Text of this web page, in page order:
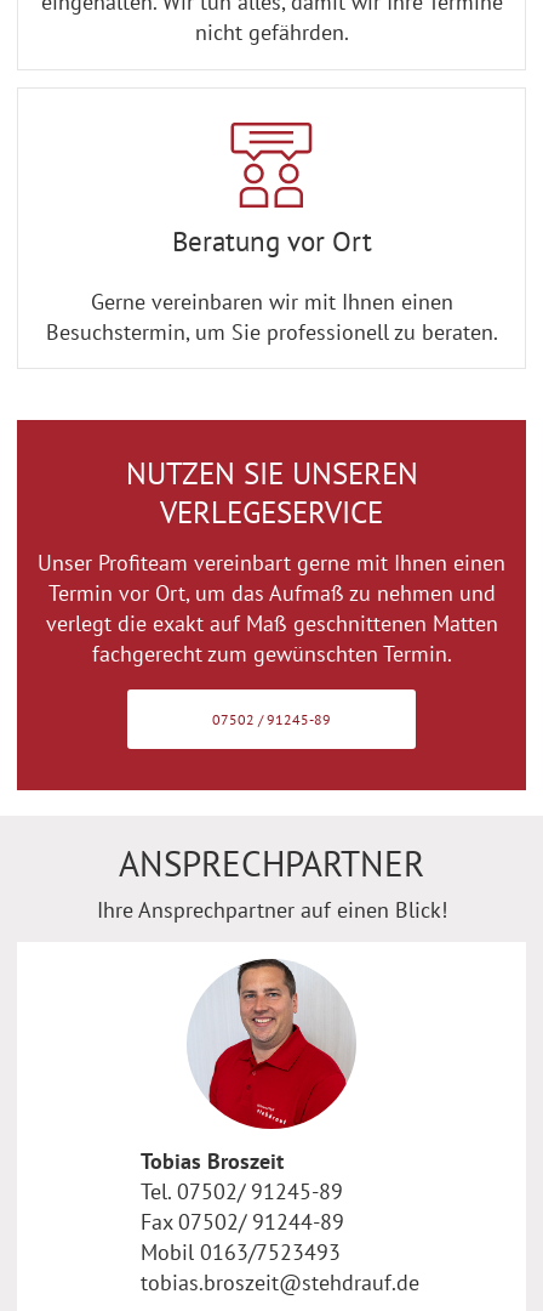
nicht gefährden.
Beratung vor Ort
Gerne vereinbaren wir mit Ihnen einen
Besuchstermin, um Sie professionell zu beraten.
NUTZEN SIE UNSEREN
VERLEGESERVICE
Unser Profiteam vereinbart gerne mit Ihnen einen
Termin vor Ort, um das Aufmaß zu nehmen und
verlegt die exakt auf Maß geschnittenen Matten
fachgerecht zum gewünschten Termin.
07502 / 91245-89
ANSPRECHPARTNER
Ihre Ansprechpartner auf einen Blick!
Tobias Broszeit
Tel. 07502/ 91245-89
Fax 07502/ 91244-89
Mobil 0163/7523493
tobias.broszeit@stehdrauf.de